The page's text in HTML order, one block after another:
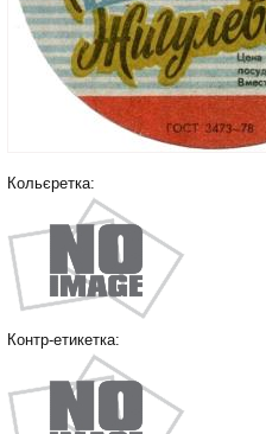
Кольєретка:
Контр-етикетка: